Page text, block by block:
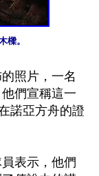
樑。
照片，一名
們宣稱這一
諾亞方舟的證
表示，他們